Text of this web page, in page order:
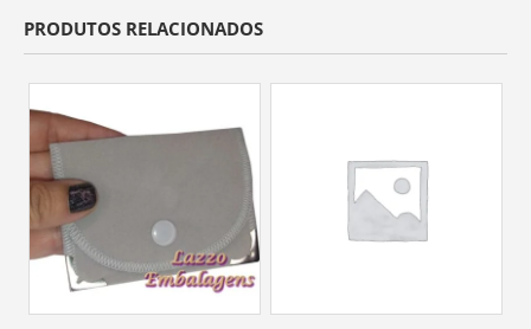
PRODUTOS RELACIONADOS